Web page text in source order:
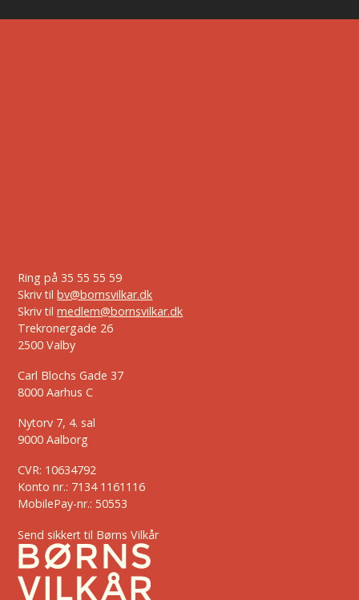
Ring på 35 55 55 59
Skriv tilbv@bornsvilkar.dk
Skriv tilmedlem@bornsvilkar.dk
Trekronergade 26
2500 Valby
Carl Blochs Gade 37
8000 Aarhus C
Nytorv 7, 4. sal
9000 Aalborg
CVR: 10634792
Konto nr.: 7134 1161116
MobilePay-nr.: 50553
Send sikkert til Børns Vilkår